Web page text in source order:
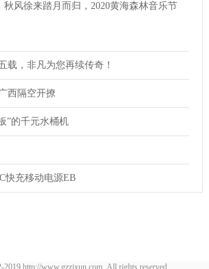
秋风徐来踏月而归，2020黄海森林音乐节
载，非凡为您再续传奇！
西隔空开撩
”的千元水桶机
快充移动电源EB
http://www.gzzixun.com, All rights reserved.